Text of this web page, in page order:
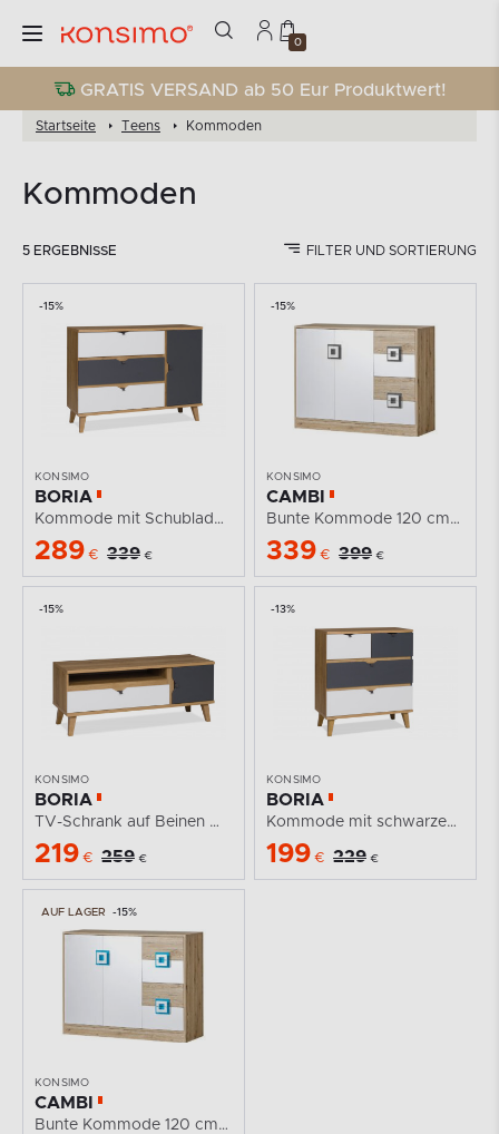
0
GRATIS VERSAND ab 50 Eur Produktwert!
Startseite Teens Kommoden
Kommoden
5 ERGEBNISSE FILTER UND SORTIERUNG
-15%
KONSIMO
BORIA
Kommode mit Schubladen und Regalen für das...
289 € 339 €
-15%
KONSIMO
CAMBI
Bunte Kommode 120 cm mit Einlegeböden und Schubladen...
339 € 399 €
-15%
KONSIMO
BORIA
TV-Schrank auf Beinen weiß schwarz goldene Eiche
219 € 259 €
-13%
KONSIMO
BORIA
Kommode mit schwarzen und weißen Beinen
199 € 229 €
AUF LAGER -15%
KONSIMO
CAMBI
Bunte Kommode 120 cm mit Einlegeböden und Schubladen...